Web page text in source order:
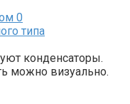
0
типа
конденсаторы.
можно визуально.